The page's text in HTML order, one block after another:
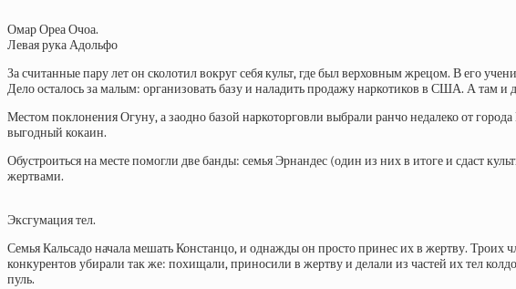
Омар Ореа Очоа.
Левая рука Адольфо
За считанные пару лет он сколотилвокруг себя культ, где был верховным жрецом. В его
Дело осталось за малым: организовать базу и наладить продажу наркотиков в США. А там и
Местом поклонения Огуну, а заодно базой наркоторговли выбрали ранчо недалеко от
выгодный кокаин.
Обустроиться на месте помогли две банды: семья Эрнандес (один из них в итоге и сдаст
жертвами.
Эксгумация тел.
Семья Кальсадо начала мешать Констанцо, и однажды он просто принес их в жертву.
конкурентов убирали так же: похищали, приносили в жертву и делали из частей их тел
пуль.